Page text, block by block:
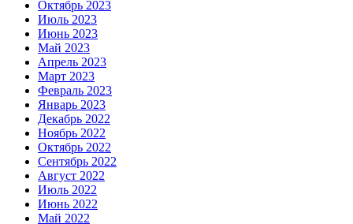
Октябрь 2023
Июль 2023
Июнь 2023
Май 2023
Апрель 2023
Март 2023
Февраль 2023
Январь 2023
Декабрь 2022
Ноябрь 2022
Октябрь 2022
Сентябрь 2022
Август 2022
Июль 2022
Июнь 2022
Май 2022